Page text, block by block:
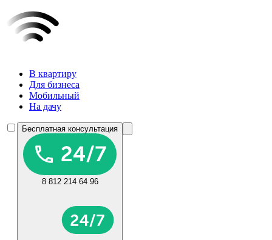
В квартиру
Для бизнеса
Мобильный
На дачу
Бесплатная консультация
8 812 214 64 96